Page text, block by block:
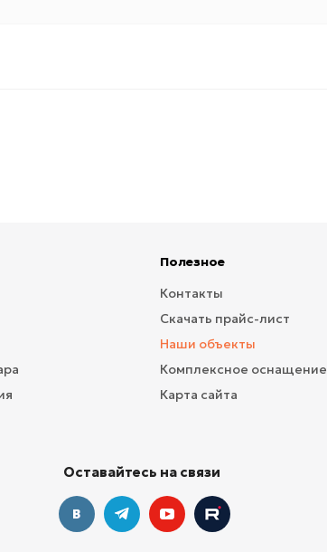
Полезное
Контакты
Скачать прайс-лист
Наши объекты
Комплексное оснащение
Карта сайта
Оставайтесь на связи